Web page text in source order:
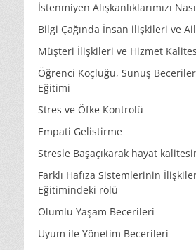
İstenmiyen Alışkanlıklarımızı
Bilgi Çağında İnsan ilişkileri ve
Müşteri İlişkileri ve Hizmet
Öğrenci Koçluğu, Sunuş
Eğitimi
Stres ve Öfke Kontrolü
Empati Gelistirme
Stresle Başaçıkarak hayat
Farklı Hafıza Sistemlerinin
Eğitimindeki rölü
Olumlu Yaşam Becerileri
Uyum ile Yönetim Becerileri